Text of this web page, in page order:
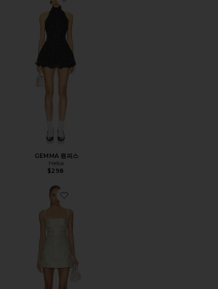
Favorite GEMMA 원피스
GEMMA 원피스
Helsa
$298
Favorite ANTONIA 원피스